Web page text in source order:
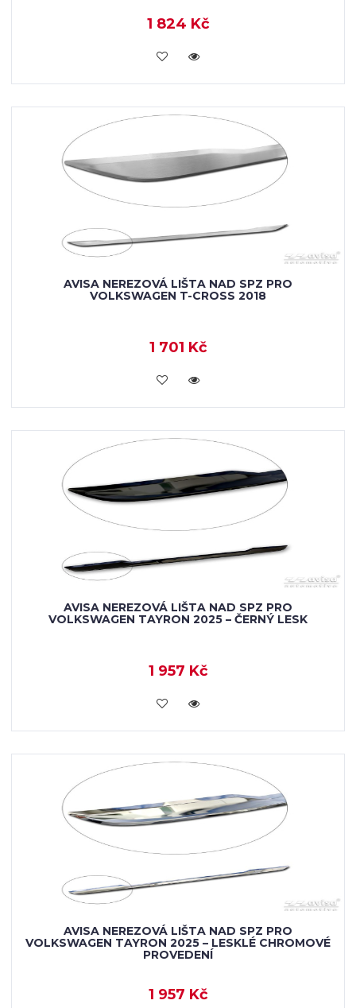
1 824 Kč
VLOŽIT DO KOŠÍKU
AVISA NEREZOVÁ LIŠTA NAD SPZ PRO
VOLKSWAGEN T-CROSS 2018
1 701 Kč
VLOŽIT DO KOŠÍKU
AVISA NEREZOVÁ LIŠTA NAD SPZ PRO
VOLKSWAGEN TAYRON 2025 – ČERNÝ LESK
1 957 Kč
VLOŽIT DO KOŠÍKU
AVISA NEREZOVÁ LIŠTA NAD SPZ PRO
VOLKSWAGEN TAYRON 2025 – LESKLÉ CHROMOVÉ
PROVEDENÍ
1 957 Kč